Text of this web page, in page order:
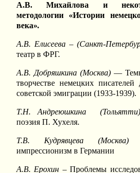
А.В. Михайлова и
методологии «Истории
века».
А.В. Елисеева – (Санкт-
театр в ФРГ.
А.В. Добряшкина (Москва) —
творчестве немецких писателей
советской эмиграции (1933-1939).
Т.Н. Андреюшкина (Тольятти)
поэзия П. Хухеля.
Т.В. Кудрявцева (Москва)
импрессионизм в Германии
А.В. Ерохин – Проблемы